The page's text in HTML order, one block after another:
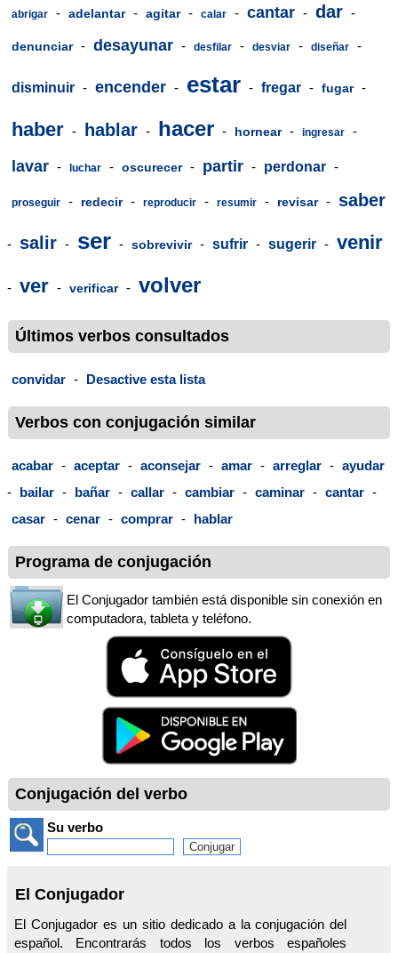
abrigar - adelantar - agitar - calar - cantar - dar -
denunciar - desayunar - desfilar - desviar - diseñar -
disminuir - encender - estar - fregar - fugar -
haber - hablar - hacer - hornear - ingresar -
lavar - luchar - oscurecer - partir - perdonar -
proseguir - redecir - reproducir - resumir - revisar - saber
- salir - ser - sobrevivir - sufrir - sugerir - venir
- ver - verificar - volver
Últimos verbos consultados
convidar - Desactive esta lista
Verbos con conjugación similar
acabar - aceptar - aconsejar - amar - arreglar - ayudar
- bailar - bañar - callar - cambiar - caminar - cantar -
casar - cenar - comprar - hablar
Programa de conjugación
El Conjugador también está disponible sin conexión en
computadora, tableta y teléfono.
Conjugación del verbo
Su verbo
El Conjugador
El Conjugador es un sitio dedicado a la conjugación del
español. Encontrarás todos los verbos españoles